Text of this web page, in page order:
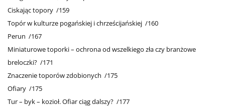
Ciskając topory /159
Topór w kulturze pogańskiej i chrześcijańskiej /160
Perun /167
Miniaturowe toporki – ochrona od wszelkiego zła czy branżowe
breloczki? /171
Znaczenie toporów zdobionych /175
Ofiary /175
Tur – byk – kozioł. Ofiar ciąg dalszy? /177